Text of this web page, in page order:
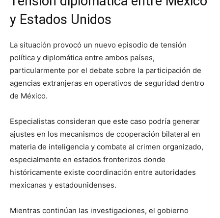
y Estados Unidos
La situación provocó un nuevo episodio de tensión
política y diplomática entre ambos países,
particularmente por el debate sobre la participación de
agencias extranjeras en operativos de seguridad dentro
de México.
Especialistas consideran que este caso podría generar
ajustes en los mecanismos de cooperación bilateral en
materia de inteligencia y combate al crimen organizado,
especialmente en estados fronterizos donde
históricamente existe coordinación entre autoridades
mexicanas y estadounidenses.
Mientras continúan las investigaciones, el gobierno